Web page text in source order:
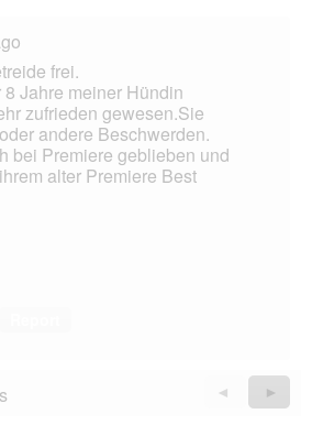
frei.
Jahre meiner Hündin
zufrieden gewesen.Sie
andere Beschwerden.
bei Premiere geblieben und
alter Premiere Best
Previous
Questions
◄
Next
►